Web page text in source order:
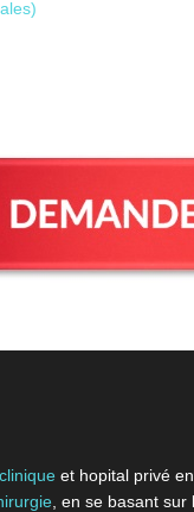
et hopital privé
, en se basant